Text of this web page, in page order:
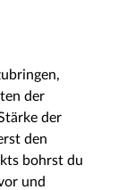
der
der
den
bohrst du
und